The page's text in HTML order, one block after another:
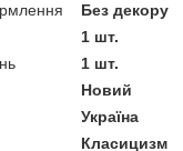
Без декору
1 шт.
1 шт.
Новий
Україна
Класицизм